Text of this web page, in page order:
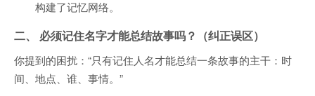
构建了记忆网络。
二、 必须记住名字才能总结故事吗？（纠正误区）
你提到的困扰：“只有记住人名才能总结一条故事的主干：时
间、地点、谁、事情。”